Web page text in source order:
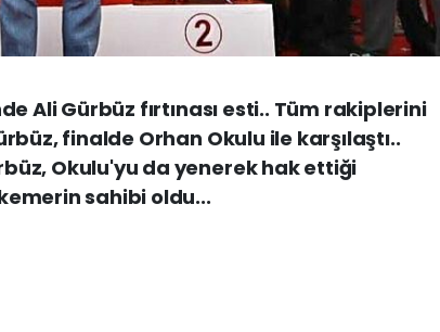
Ali Gürbüz fırtınası esti.. Tüm rakiplerini
finalde Orhan Okulu ile karşılaştı..
Okulu'yu da yenerek hak ettiği
sahibi oldu...